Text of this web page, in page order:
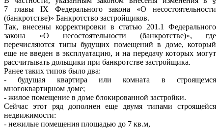
7 главы IX Федерального закона «О несостоятельности
(банкротстве)» Банкротство застройщиков.
Так, внесены корректировки в статью 201.1 Федерального
закона «О несостоятельности (банкротстве)», где
перечисляются типы будущих помещений в доме, который
еще не введен в эксплуатацию, и на передачу которых могут
рассчитывать дольщики при банкротстве застройщика.
Ранее таких типов было два:
- будущая квартира или комната в строящемся
многоквартирном доме;
- жилое помещение в доме блокированной застройки.
Сейчас этот ряд дополнен еще двумя типами строящейся
недвижимости:
- нежилые помещения площадью до 7 кв.м,